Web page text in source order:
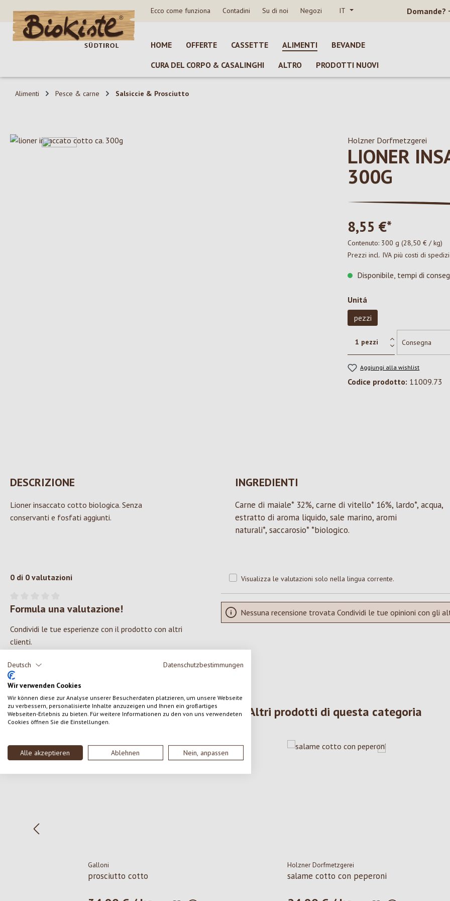
Deutsch Datenschutzbestimmungen
Wir verwenden Cookies
Wir können diese zur Analyse unserer Besucherdaten platzieren, um unsere Webseite
zu verbessern, personalisierte Inhalte anzuzeigen und Ihnen ein großartiges
Webseiten-Erlebnis zu bieten. Für weitere Informationen zu den von uns verwendeten
Cookies öffnen Sie die Einstellungen.
Alle akzeptieren Ablehnen Nein, anpassen
al contenuto principale
Salta alla ricerca
Passa alla navigazione principale Ecco come funziona Contadini Su di noi Negozi IT Domande?
HOME OFFERTE CASSETTE ALIMENTI
BEVANDE
CURA DEL CORPO & CASALINGHI
ALTRO PRODOTTI NUOVI
Alimenti Pesce & carne Salsiccie & Prosciutto
Salta la galleria di immagini Holzner Dorfmetzgerei
LIONER
300G
8,55 €*
Contenuto: 300 g (28,50 € / kg)
Prezzi incl. IVA più costi di
Disponibile, tempi di
Seleziona
Unitá
pezzi
Aggiungi alla wishlist
Codice prodotto: 11009.73
DESCRIZIONE
Lioner insaccato cotto biologica. Senza
conservanti e fosfati aggiunti.
INGREDIENTI
Carne di maiale* 32%, carne di vitello* 16%, lardo*, acqua,
estratto di aroma liquido, sale marino, aromi
naturali*, saccarosio* *biologico.
0 di 0 valutazioni
Valutazione media di 0 su 5 stelle
Formula una valutazione!
Condividi le tue esperienze con il prodotto con altri
clienti.
SCRIVERE UNA RECENSIONE
Visualizza le valutazioni solo nella lingua corrente.
Nessuna recensione trovata Condividi le tue opinioni con gli
Altri prodotti di questa categoria
Galloni
prosciutto cotto
Holzner Dorfmetzgerei
salame cotto con peperoni